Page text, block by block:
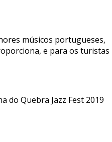
músicos portugueses,
e para os turistas
do Quebra Jazz Fest 2019